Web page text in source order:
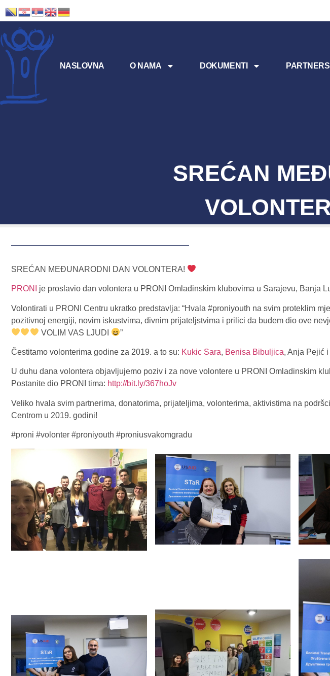
NASLOVNA O NAMA DOKUMENTI
SREĆAN
SREĆAN MEĐUNARODNI DAN VOLONTERA!
PRONI je proslavio dan volontera u PRONI Omladinskim klubovima u Sarajevu, Banja
Volontirati u PRONI Centru ukratko predstavlja: “Hvala #proniyouth na svim proteklim
pozitivnoj energiji, novim iskustvima, divnim prijateljstvima i prilici da budem dio ove
VOLIM VAS LJUDI
”
Čestitamo volonterima godine za 2019. a to su: Kukic Sara, Benisa Bibuljica, Anja Pejić i
U duhu dana volontera objavljujemo poziv i za nove volontere u PRONI Omladinskim
Postanite dio PRONI tima: http://bit.ly/367hoJv
Veliko hvala svim partnerima, donatorima, prijateljima, volonterima, aktivistima na
Centrom u 2019. godini!
#proni #volonter #proniyouth #proniusvakomgradu